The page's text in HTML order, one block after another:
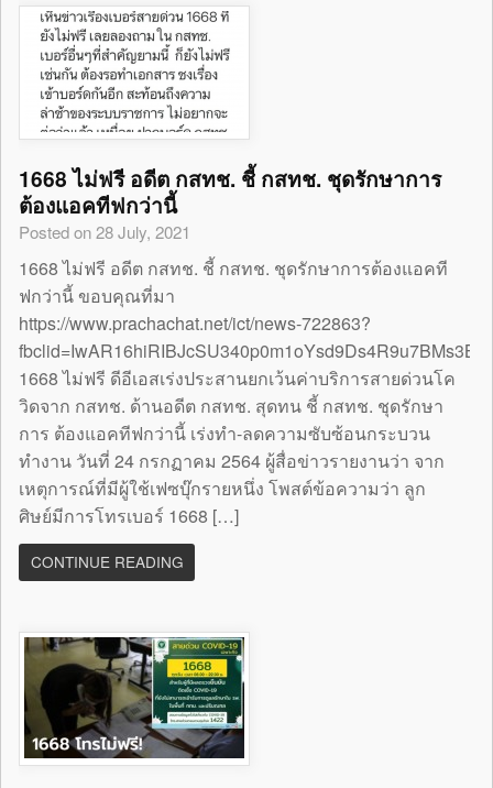
1668 ไม่ฟรี อดีต กสทช. ชี้ กสทช. ชุดรักษาการ
ต้องแอคทีฟกว่านี้
Posted on 28 July, 2021
1668 ไม่ฟรี อดีต กสทช. ชี้ กสทช. ชุดรักษาการต้องแอคที
ฟกว่านี้ ขอบคุณที่มา
https://www.prachachat.net/ict/news-722863?
1668 ไม่ฟรี ดีอีเอสเร่งประสานยกเว้นค่าบริการสายด่วนโค
วิดจาก กสทช. ด้านอดีต กสทช. สุดทน ชี้ กสทช. ชุดรักษา
การ ต้องแอคทีฟกว่านี้ เร่งทำ-ลดความซับซ้อนกระบวน
ทำงาน วันที่ 24 กรกฏาคม 2564 ผู้สื่อข่าวรายงานว่า จาก
เหตุการณ์ที่มีผู้ใช้เฟซบุ๊กรายหนึ่ง โพสต์ข้อความว่า ลูก
ศิษย์มีการโทรเบอร์ 1668 […]
CONTINUE READING